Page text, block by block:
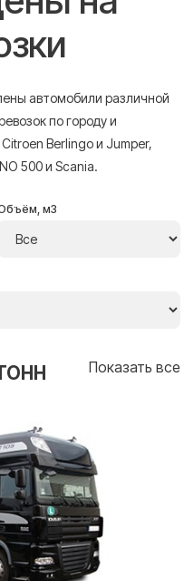
автомобили различной
по городу и
Berlingo и Jumper,
500 и Scania.
м3
Показать все